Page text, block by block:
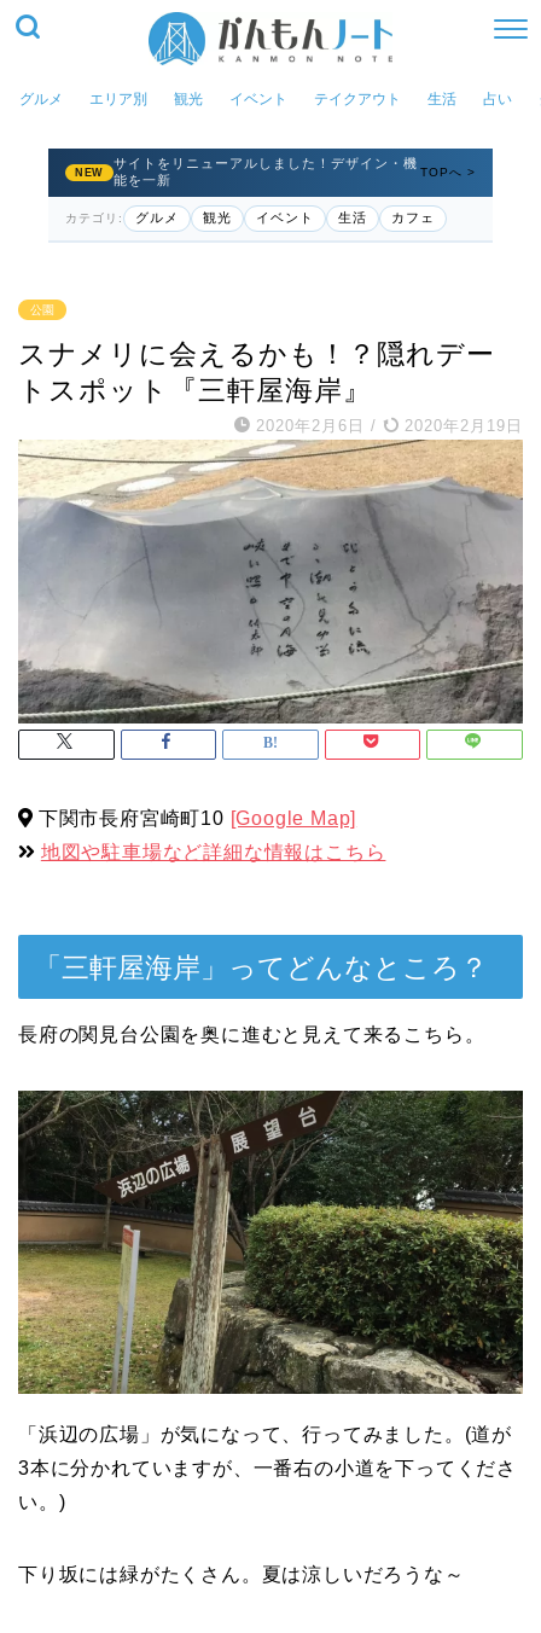
グルメ エリア別 観光 イベント テイクアウト 生活 占い
NEW
サイトをリニューアルしました！デザイン・機
能を一新
TOPへ >
カテゴリ: グルメ 観光 イベント 生活 カフェ
公園
スナメリに会えるかも！？隠れデー
トスポット『三軒屋海岸』
2020年2月6日 / 2020年2月19日
下関市長府宮崎町10 [Google Map]
地図や駐車場など詳細な情報はこちら
「三軒屋海岸」ってどんなところ？
長府の関見台公園を奥に進むと見えて来るこちら。
「浜辺の広場」が気になって、行ってみました。(道が
3本に分かれていますが、一番右の小道を下ってくださ
い。)
下り坂には緑がたくさん。夏は涼しいだろうな～